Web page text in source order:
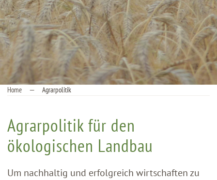
Home Agrarpolitik
Agrarpolitik für den
ökologischen Landbau
Um nachhaltig und erfolgreich wirtschaften zu